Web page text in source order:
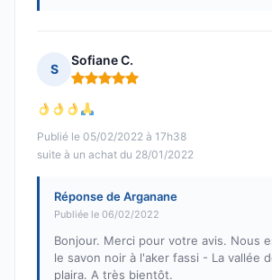
S
Sofiane C.
Note : 5 sur 5
Publié le 05/02/2022 à 17h38
suite à un achat du 28/01/2022
Réponse de Arganane
Publiée le 06/02/2022
Bonjour. Merci pour votre avis. Nous
le savon noir à l'aker fassi - La vallée
plaira. A très bientôt.